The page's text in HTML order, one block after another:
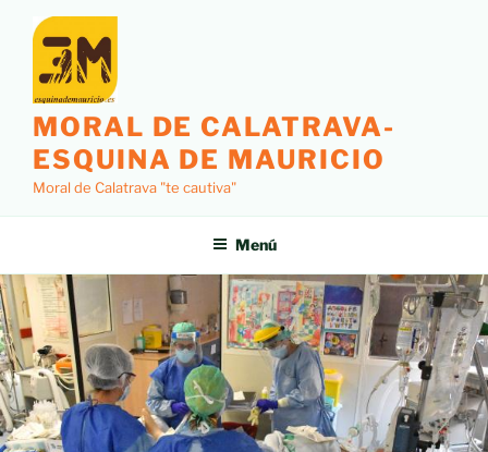
MORAL DE CALATRAVA-
ESQUINA DE MAURICIO
Moral de Calatrava "te cautiva"
Menú